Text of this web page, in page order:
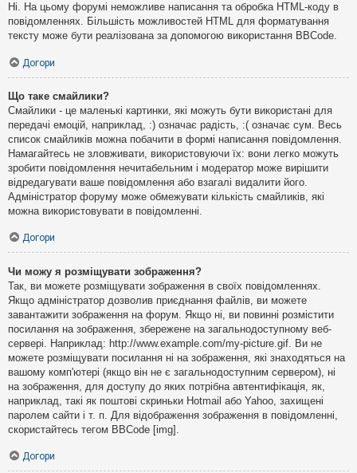
Ні. На цьому форумі неможливе написання та обробка HTML-коду в
повідомленнях. Більшість можливостей HTML для форматування
тексту може бути реалізована за допомогою використання BBCode.
Догори
Що таке смайлики?
Смайлики - це маленькі картинки, які можуть бути використані для
передачі емоцій, наприклад, :) означає радість, :( означає сум. Весь
список смайликів можна побачити в формі написання повідомлення.
Намагайтесь не зловживати, використовуючи їх: вони легко можуть
зробити повідомлення нечитабельним і модератор може вирішити
відредагувати ваше повідомлення або взагалі видалити його.
Адміністратор форуму може обмежувати кількість смайликів, які
можна використовувати в повідомленні.
Догори
Чи можу я розміщувати зображення?
Так, ви можете розміщувати зображення в своїх повідомленнях.
Якщо адміністратор дозволив приєднання файлів, ви можете
завантажити зображення на форум. Якщо ні, ви повинні розмістити
посилання на зображення, збережене на загальнодоступному веб-
сервері. Наприклад: http://www.example.com/my-picture.gif. Ви не
можете розміщувати посилання ні на зображення, які знаходяться на
вашому комп'ютері (якщо він не є загальнодоступним сервером), ні
на зображення, для доступу до яких потрібна автентифікація, як,
наприклад, такі як поштові скриньки Hotmail або Yahoo, захищені
паролем сайти і т. п. Для відображення зображення в повідомленні,
скористайтесь тегом BBCode [img].
Догори